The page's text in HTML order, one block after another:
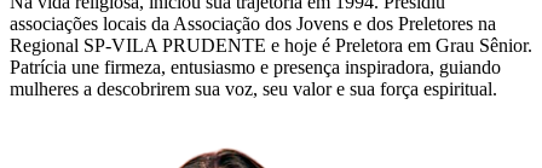
associações locais da Associação dos Jovens e dos Preletores na
Regional SP-VILA PRUDENTE e hoje é Preletora em Grau Sênior.
Patrícia une firmeza, entusiasmo e presença inspiradora, guiando
mulheres a descobrirem sua voz, seu valor e sua força espiritual.